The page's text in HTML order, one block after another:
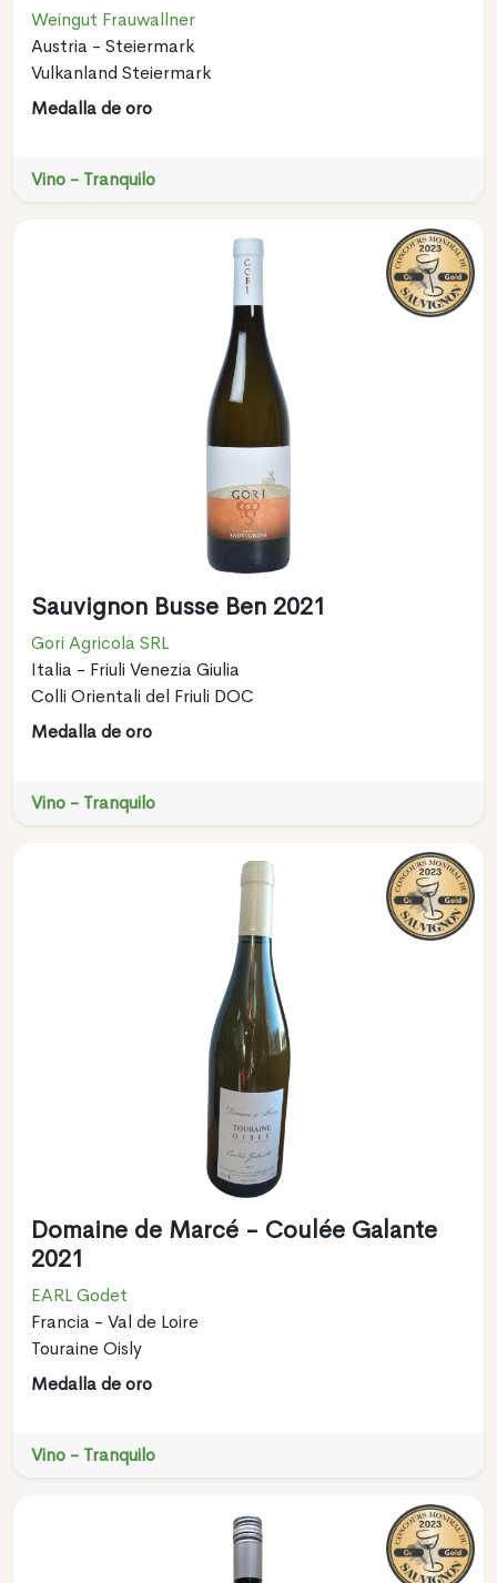
Weingut Frauwallner
Austria - Steiermark
Vulkanland Steiermark
Medalla de oro
Vino - Tranquilo
Sauvignon Busse Ben 2021
Gori Agricola SRL
Italia - Friuli Venezia Giulia
Colli Orientali del Friuli DOC
Medalla de oro
Vino - Tranquilo
Domaine de Marcé - Coulée Galante
2021
EARL Godet
Francia - Val de Loire
Touraine Oisly
Medalla de oro
Vino - Tranquilo